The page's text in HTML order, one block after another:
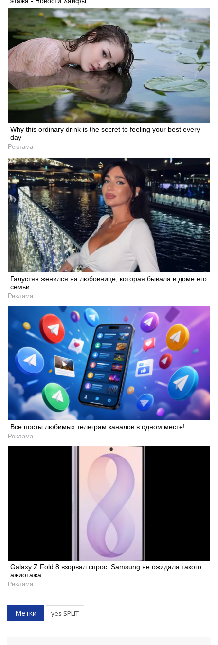
Искать
Why this ordinary drink is the secret to feeling your best every
day
Реклама
Галустян женился на любовнице, которая бывала в доме его
семьи
Реклама
Все посты любимых телеграм каналов в одном месте!
Реклама
Galaxy Z Fold 8 взорвал спрос: Samsung не ожидала такого
ажиотажа
Реклама
Метки yes SPLIT